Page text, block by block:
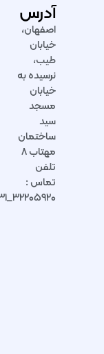
آدرس
اصفهان،
خیابان
طیب،
نرسیده به
خیابان
مسجد
سید
ساختمان
مهتاب ۸
تلفن
تماس :
۳۲۲۰۵۹۲۰_۰۳۱